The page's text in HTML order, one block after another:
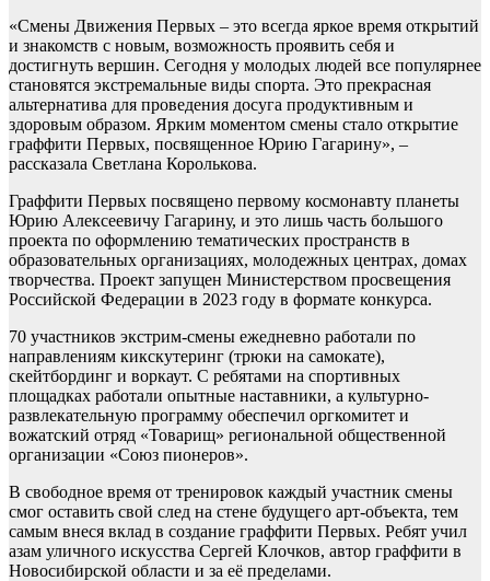
«Смены Движения Первых – это всегда яркое время открытий
и знакомств с новым, возможность проявить себя и
достигнуть вершин. Сегодня у молодых людей все популярнее
становятся экстремальные виды спорта. Это прекрасная
альтернатива для проведения досуга продуктивным и
здоровым образом. Ярким моментом смены стало открытие
граффити Первых, посвященное Юрию Гагарину», –
рассказала Светлана Королькова.
Граффити Первых посвящено первому космонавту планеты
Юрию Алексеевичу Гагарину, и это лишь часть большого
проекта по оформлению тематических пространств в
образовательных организациях, молодежных центрах, домах
творчества. Проект запущен Министерством просвещения
Российской Федерации в 2023 году в формате конкурса.
70 участников экстрим-смены ежедневно работали по
направлениям кикскутеринг (трюки на самокате),
скейтбординг и воркаут. С ребятами на спортивных
площадках работали опытные наставники, а культурно-
развлекательную программу обеспечил оргкомитет и
вожатский отряд «Товарищ» региональной общественной
организации «Союз пионеров».
В свободное время от тренировок каждый участник смены
смог оставить свой след на стене будущего арт-объекта, тем
самым внеся вклад в создание граффити Первых. Ребят учил
азам уличного искусства Сергей Клочков, автор граффити в
Новосибирской области и за её пределами.